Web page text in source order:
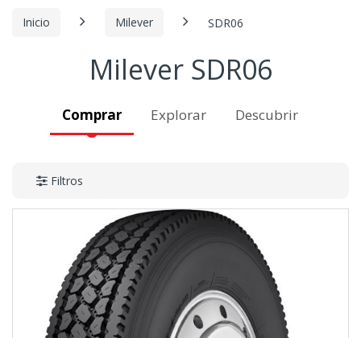
Inicio Milever SDR06
Milever SDR06
Comprar Explorar Descubrir
Filtros